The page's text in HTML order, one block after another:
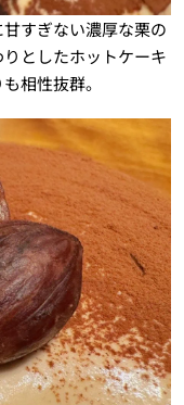
すぎない濃厚な栗の
としたホットケーキ
相性抜群。